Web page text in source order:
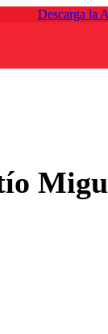
Descarga la